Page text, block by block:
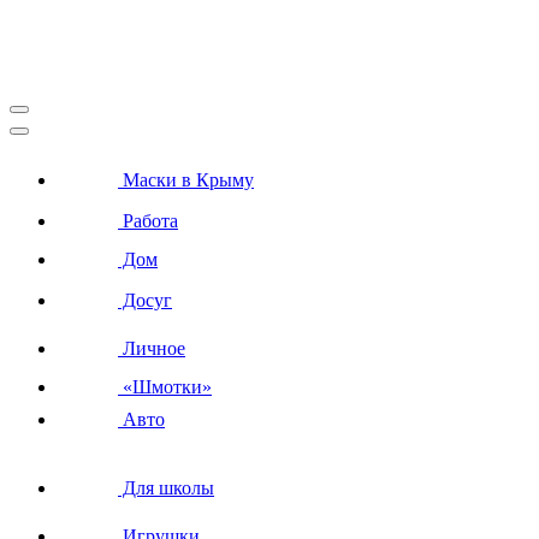
Маски в Крыму
Работа
Дом
Досуг
Личное
«Шмотки»
Авто
Для школы